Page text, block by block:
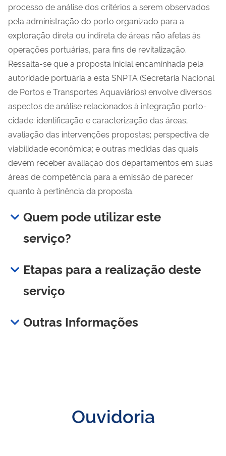
processo de análise dos critérios a serem observados
pela administração do porto organizado para a
exploração direta ou indireta de áreas não afetas às
operações portuárias, para fins de revitalização.
Ressalta-se que a proposta inicial encaminhada pela
autoridade portuária a esta SNPTA (Secretaria Nacional
de Portos e Transportes Aquaviários)envolve diversos
aspectos de análise relacionados à integração porto-
cidade: identificação e caracterização das áreas;
avaliação das intervenções propostas; perspectiva de
viabilidade econômica; e outras medidas das quais
devem receber avaliação dos departamentos em suas
áreas de competência para a emissão de parecer
quanto à pertinência da proposta.
Quem pode utilizar este
serviço?
Etapas para a realização deste
serviço
Outras Informações
Ouvidoria